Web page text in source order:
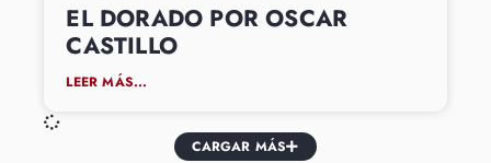
EL DORADO POR OSCAR
CASTILLO
LEER MÁS...
CARGAR MÁS